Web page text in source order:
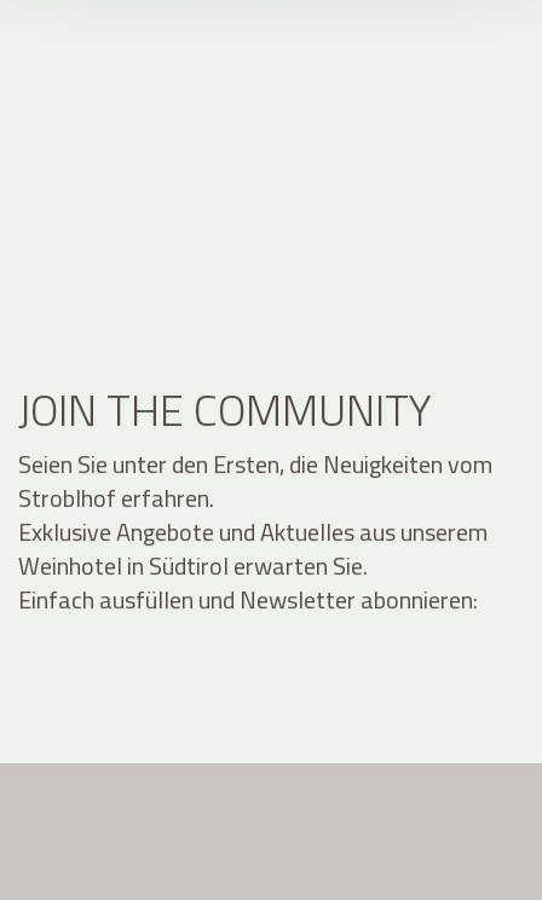
JOIN THE COMMUNITY
Seien Sie unter den Ersten, die Neuigkeiten vom
Stroblhof erfahren.
Exklusive Angebote und Aktuelles aus unserem
Weinhotel in Südtirol erwarten Sie.
Einfach ausfüllen und Newsletter abonnieren: